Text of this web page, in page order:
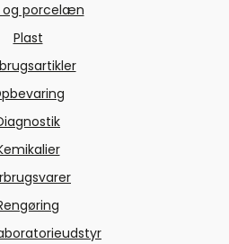
og porcelæn
Plast